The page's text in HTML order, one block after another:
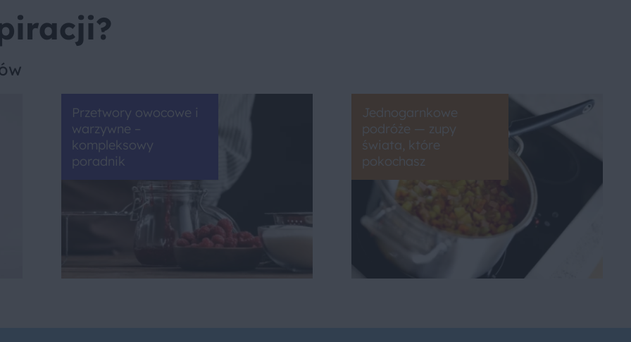
Przetwory owocowe i
warzywne –
kompleksowy
poradnik
Jednogarnkowe
podróże — zupy
świata, które
pokochasz